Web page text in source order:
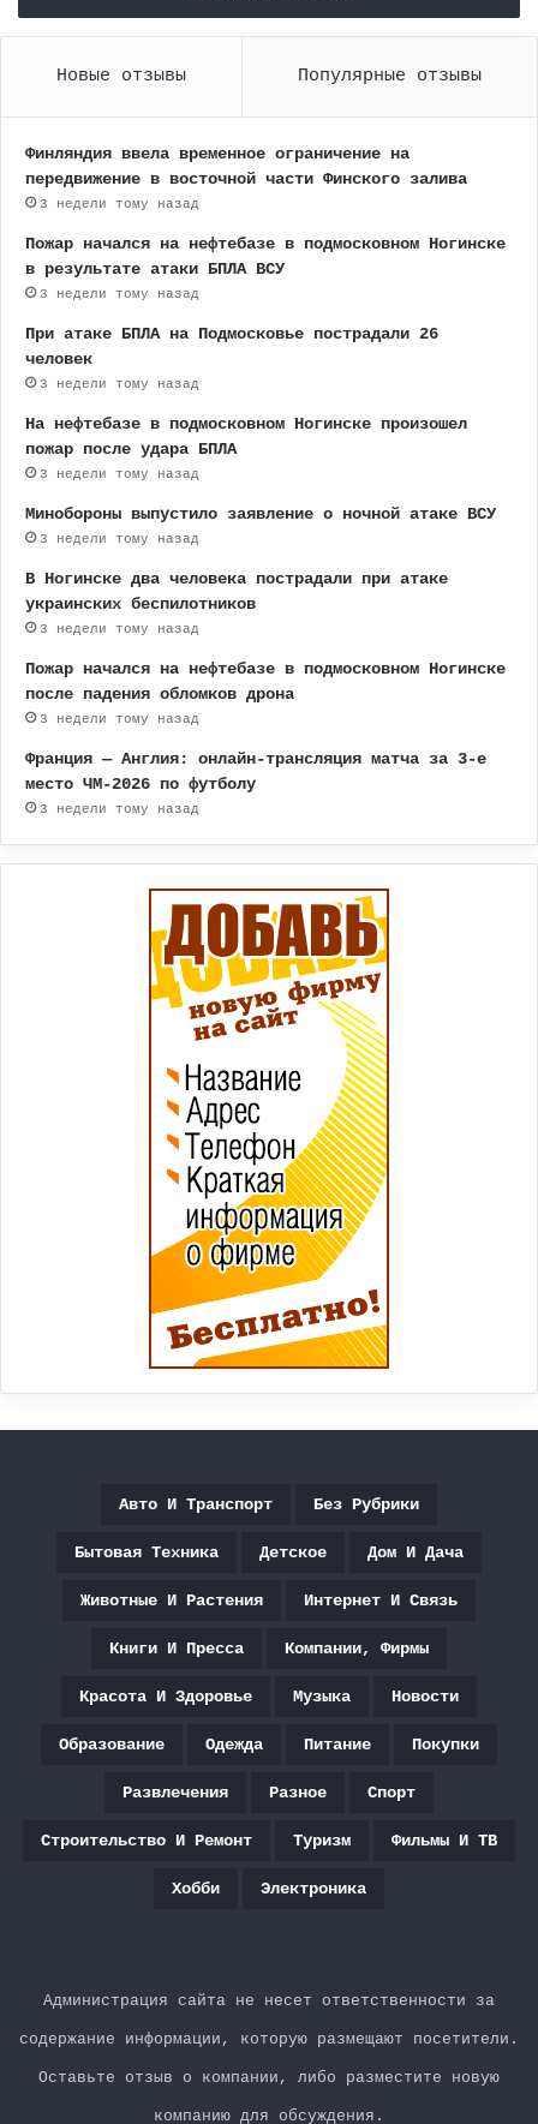
Новые отзывы Популярные отзывы
Финляндия ввела временное ограничение на
передвижение в восточной части Финского залива
3 недели тому назад
Пожар начался на нефтебазе в подмосковном Ногинске
в результате атаки БПЛА ВСУ
3 недели тому назад
При атаке БПЛА на Подмосковье пострадали 26
человек
3 недели тому назад
На нефтебазе в подмосковном Ногинске произошел
пожар после удара БПЛА
3 недели тому назад
Минобороны выпустило заявление о ночной атаке ВСУ
3 недели тому назад
В Ногинске два человека пострадали при атаке
украинских беспилотников
3 недели тому назад
Пожар начался на нефтебазе в подмосковном Ногинске
после падения обломков дрона
3 недели тому назад
Франция — Англия: онлайн-трансляция матча за 3-е
место ЧМ-2026 по футболу
3 недели тому назад
Авто И Транспорт Без Рубрики
Бытовая Техника Детское Дом И Дача
Животные И Растения Интернет И Связь
Книги И Пресса Компании, Фирмы
Красота И Здоровье Музыка Новости
Образование Одежда Питание Покупки
Развлечения Разное Спорт
Строительство И Ремонт Туризм Фильмы И ТВ
Хобби Электроника
Администрация сайта не несет ответственности за
содержание информации, которую размещают посетители.
Оставьте отзыв о компании, либо разместите новую
компанию для обсуждения.